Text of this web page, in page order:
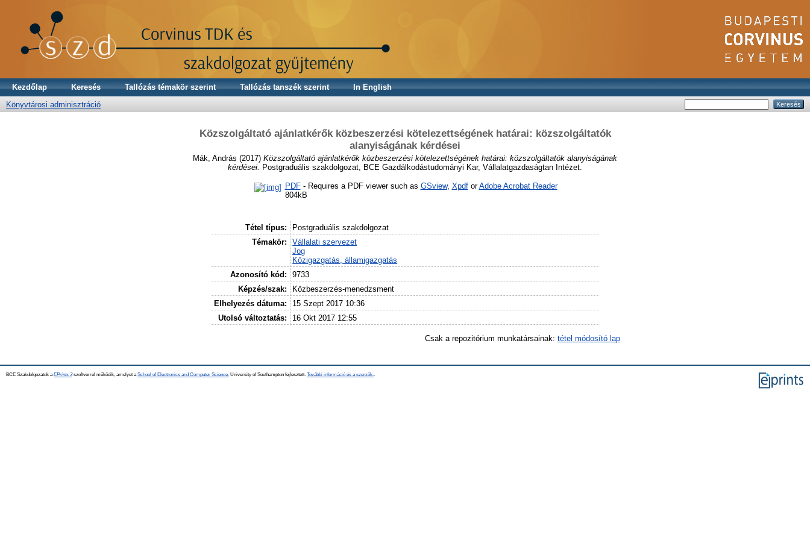
Kezdőlap Keresés Tallózás témakör szerint Tallózás tanszék szerint
In English
Könyvtárosi adminisztráció
Közszolgáltató ajánlatkérők közbeszerzési kötelezettségének határai: közszolgáltatók
alanyiságának kérdései
Mák, András (2017) Közszolgáltató ajánlatkérők közbeszerzési kötelezettségének határai: közszolgáltatók alanyiságának
kérdései.
Postgraduális szakdolgozat, BCE Gazdálkodástudományi Kar, Vállalatgazdaságtan Intézet.
PDF- Requires a PDF viewer such as GSview, XpdforAdobe Acrobat Reader
804kB
Tétel típus:
Postgraduális szakdolgozat
Témakör:
Vállalati szervezet
Jog
Közigazgatás, államigazgatás
Azonosító kód:
9733
Képzés/szak:
Közbeszerzés-menedzsment
Elhelyezés dátuma:
15 Szept 2017 10:36
Utolsó változtatás:
16 Okt 2017 12:55
Csak a repozitórium munkatársainak: tétel módosító lap
BCE Szakdolgozatok a EPrints 3szoftverrel működik, amelyet a School of Electronics and Computer Science, University of Southampton fejlesztett. További információ és a szerzők.